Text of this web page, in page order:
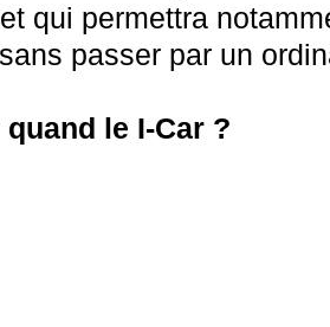
qui permettra
passer par un
le I-Car ?